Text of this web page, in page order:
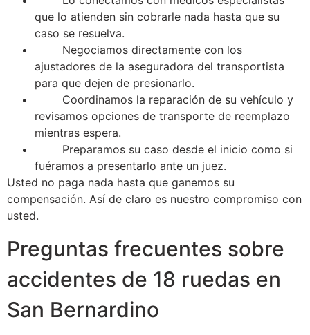
que lo atienden sin cobrarle nada hasta que su
caso se resuelva.
Negociamos directamente con los
ajustadores de la aseguradora del transportista
para que dejen de presionarlo.
Coordinamos la reparación de su vehículo y
revisamos opciones de transporte de reemplazo
mientras espera.
Preparamos su caso desde el inicio como si
fuéramos a presentarlo ante un juez.
Usted no paga nada hasta que ganemos su
compensación. Así de claro es nuestro compromiso con
usted.
Preguntas frecuentes sobre
accidentes de 18 ruedas en
San Bernardino